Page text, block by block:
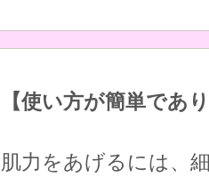
【使い方が簡単であ
肌力をあげるには、